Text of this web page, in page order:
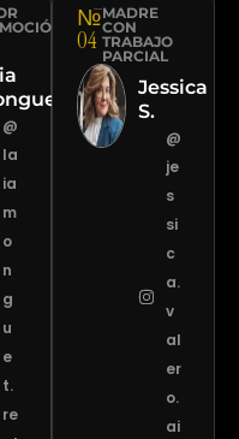
@
la
ia
m
o
n
g
u
e
t.
re
№
04
MADRE
CON
TRABAJO
PARCIAL
Jessica
S.
@
je
s
si
c
a.
v
al
er
o.
ai